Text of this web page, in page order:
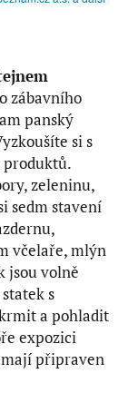
zábavního
panský
si s
zeleninu,
sedm stavení
včelaře, mlýn
jsou volně
s
a pohladit
expozici
připraven